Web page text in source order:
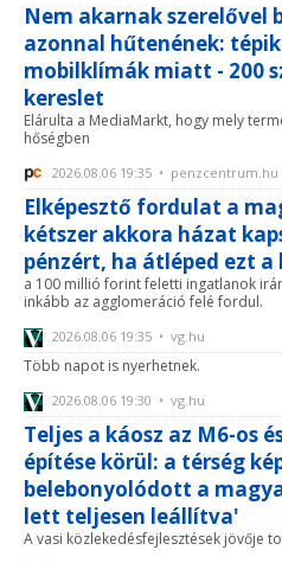
Nem akarnak szerelővel
azonnal hűtenének:
mobilklímák miatt - 200
kereslet
Elárulta a MediaMarkt, hogy mely
hőségben
2026.08.06 19:35 • penzcentrum.hu
Elképesztő fordulat a
kétszer akkora házat
pénzért, ha átléped ezt
a 100 millió forint feletti ingatlanok
inkább az agglomeráció felé fordul.
2026.08.06 19:35 • vg.hu
Több napot is nyerhetnek.
2026.08.06 19:30 • vg.hu
Teljes a káosz az M6-os
építése körül: a térség
belebonyolódott a
lett teljesen leállítva'
A vasi közlekedésfejlesztések jövője